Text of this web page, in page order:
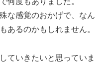
な感覚のおかげで、なん
あるのかもしれません。
ていきたいと思っていま